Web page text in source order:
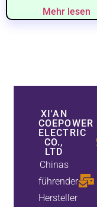
Mehr lesen
XI'AN
COEPOWER
ELECTRIC
CO.,
LTD
Chinas
führender
Hersteller